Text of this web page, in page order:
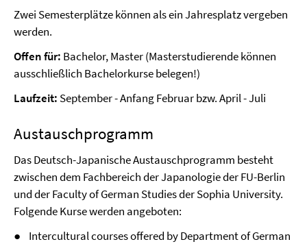
Zwei Semesterplätze können als ein Jahresplatz vergeben
werden.
Offen für: Bachelor, Master (Masterstudierende können
ausschließlich Bachelorkurse belegen!)
Laufzeit: September - Anfang Februar bzw. April - Juli
Austauschprogramm
Das Deutsch-Japanische Austauschprogramm besteht
zwischen dem Fachbereich der Japanologie der FU-Berlin
und der Faculty of German Studies der Sophia University.
Folgende Kurse werden angeboten:
● Intercultural courses offered by Department of German